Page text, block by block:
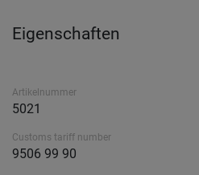
Eigenschaften
Artikelnummer
5021
Customs tariff number
9506 99 90